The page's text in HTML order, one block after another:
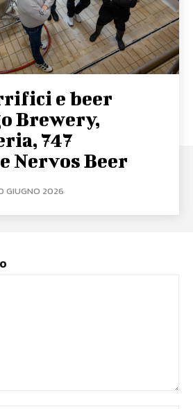
e beer
Brewery,
747
Nervos Beer
GIUGNO 2026